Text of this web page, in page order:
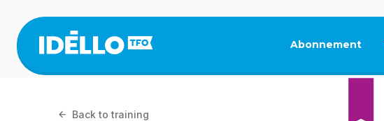
main
content
Abonnement
Back to training